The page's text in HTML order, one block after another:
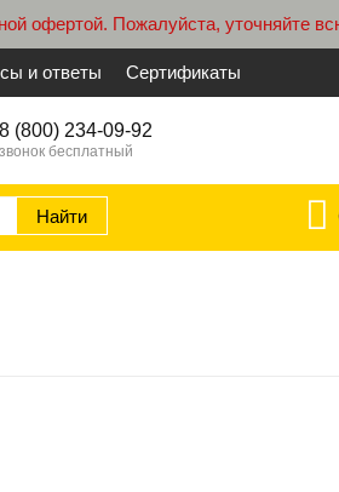
офертой. Пожалуйста, уточняйте
и ответы Сертификаты
8 (800) 234-09-92
звонок бесплатный